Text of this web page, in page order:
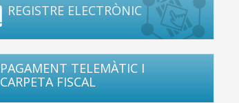
REGISTRE ELECTRÒNIC
PAGAMENT TELEMÀTIC I
CARPETA FISCAL